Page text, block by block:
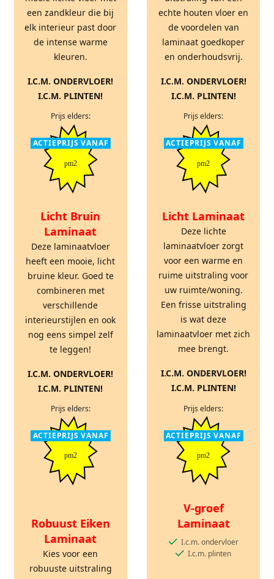
een zandkleur die bij
elk interieur past door
de intense warme
kleuren.
I.C.M. ONDERVLOER!
I.C.M. PLINTEN!
Prijs elders:
ACTIEPRIJS VANAF
pm2
echte houten vloer en
de voordelen van
laminaat goedkoper
en onderhoudsvrij.
I.C.M. ONDERVLOER!
I.C.M. PLINTEN!
Prijs elders:
ACTIEPRIJS VANAF
pm2
Licht Bruin
Laminaat
Deze laminaatvloer
heeft een mooie, licht
bruine kleur. Goed te
combineren met
verschillende
interieurstijlen en ook
nog eens simpel zelf
te leggen!
I.C.M. ONDERVLOER!
I.C.M. PLINTEN!
Prijs elders:
ACTIEPRIJS VANAF
pm2
Licht Laminaat
Deze lichte
laminaatvloer zorgt
voor een warme en
ruime uitstraling voor
uw ruimte/woning.
Een frisse uitstraling
is wat deze
laminaatvloer met zich
mee brengt.
I.C.M. ONDERVLOER!
I.C.M. PLINTEN!
Prijs elders:
ACTIEPRIJS VANAF
pm2
Robuust Eiken
Laminaat
Kies voor een
robuuste uitstraling
V-groef
Laminaat
I.c.m. ondervloer
I.c.m. plinten